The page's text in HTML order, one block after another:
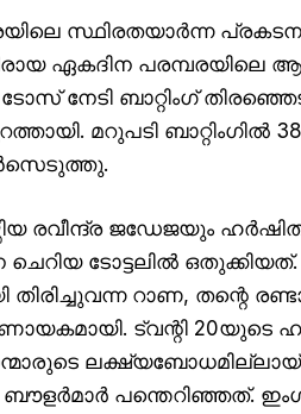
സ്ഥിരതയാർന്ന
ഏകദിന പരമ്പരയിലെ
ടോസ് നേടി ബാറ്റിംഗ്
മറുപടി ബാറ്റിംഗിൽ
രവീന്ദ്ര ജഡേജയും
ചെറിയ ടോട്ടലിൽ
റാണ, തന്റെ
ട്വന്റി 20യുടെ
പന്തെറിഞ്ഞത്.